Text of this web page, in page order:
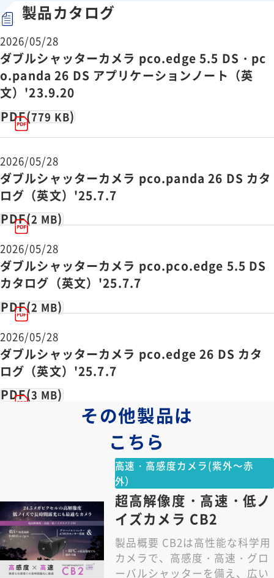
製品カタログ
2026/05/28
ダブルシャッターカメラ pco.edge 5.5 DS・pc
o.panda 26 DS アプリケーションノート（英
文）'23.9.20
PDF(779 KB)
2026/05/28
ダブルシャッターカメラ pco.panda 26 DS カタ
ログ（英文）'25.7.7
PDF(2 MB)
2026/05/28
ダブルシャッターカメラ pco.pco.edge 5.5 DS
カタログ（英文）'25.7.7
PDF(2 MB)
2026/05/28
ダブルシャッターカメラ pco.edge 26 DS カタ
ログ（英文）'25.7.7
PDF(3 MB)
その他製品は
こちら
高速・高感度カメラ(紫外～赤
外）
超高解像度・高速・低ノ
イズカメラ CB2
製品概要 CB2は高性能な科学用
カメラで、高感度・高速・グロ
ーバルシャッターを備え、広い